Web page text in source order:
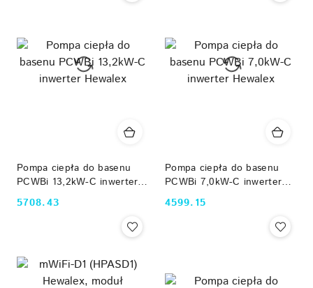
Pompa ciepła do basenu
PCWBi 13,2kW-C inwerter
Hewalex
Cena:
5708.43
Pompa ciepła do basenu
PCWBi 7,0kW-C inwerter
Hewalex
Cena:
4599.15